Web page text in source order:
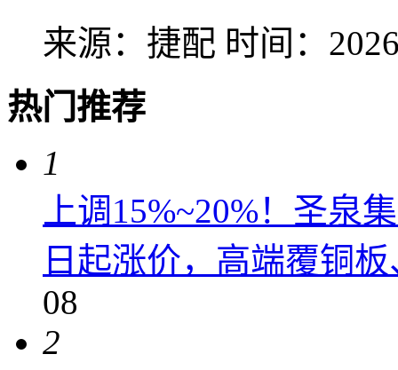
来源：捷配 时间：
热门推荐
1
上调15%~20%！圣泉
日起涨价，高端覆铜
08
2